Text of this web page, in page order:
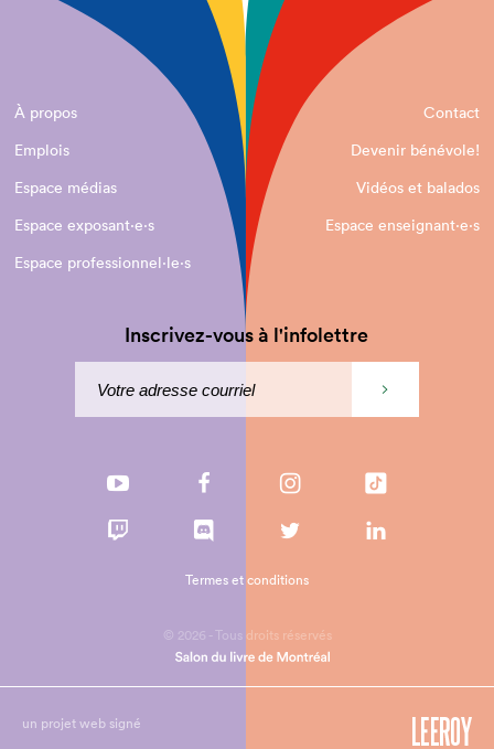
À propos
Contact
Emplois
Devenir bénévole!
Espace médias
Vidéos et balados
Espace exposant·e⋅s
Espace enseignant·e⋅s
Espace professionnel·le⋅s
Inscrivez-vous à l'infolettre
© 2026 - Tous droits réservés
Termes et conditions
un projet web signé